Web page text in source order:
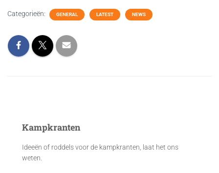
Categorieën: GENERAL LATEST NEWS
Kampkranten
Ideeën of roddels voor de kampkranten, laat het ons
weten.